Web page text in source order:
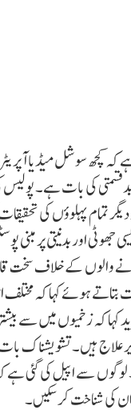
کہ کچھ سوشل میڈیا
کی بات ہے۔ پولیس
تمام پہلوؤں کی
اور بدنیتی پر
والوں کے خلاف سخت
مزید کہا کہ زخمیوں میں
لوگوں سے اپیل کی گئی
ان کی شناخت کرسکیں۔